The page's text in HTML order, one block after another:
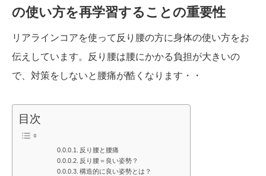
の使い方を再学習することの重要性
リアラインコアを使って反り腰の方に身体の使い方をお
伝えしています。反り腰は腰にかかる負担が大きいの
で、対策をしないと腰痛が酷くなります・・
目次
反り腰と腰痛
反り腰＝良い姿勢？
構造的に良い姿勢とは？